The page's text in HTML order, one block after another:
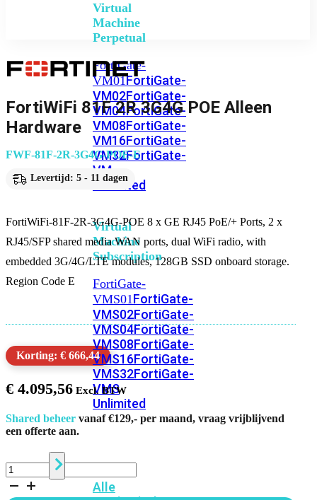
Virtual
Machine
Perpetual
FortiGate-
VM01FortiGate-
VM02FortiGate-
VM04FortiGate-
VM08FortiGate-
VM16FortiGate-
VM32FortiGate-
VM
Unlimited
Virtual
Machine
Subscription
FortiGate-
VMS01FortiGate-
VMS02FortiGate-
VMS04FortiGate-
VMS08FortiGate-
VMS16FortiGate-
VMS32FortiGate-
VMS
Unlimited
Alle
FortiWiFi 81F 2R 3G4G POE Alleen
Hardware
FWF-81F-2R-3G4G-POE-E
Levertijd: 5 - 11 dagen
FortiWiFi-81F-2R-3G4G-POE 8 x GE RJ45 PoE/+ Ports, 2 x
RJ45/SFP shared media WAN ports, dual WiFi radio, with
embedded 3G/4G/LTE modules, 128GB SSD onboard storage.
Region Code E
Korting: € 666,44
€ 4.095,56
Shared beheer vanaf €129,- per maand, vraag vrijblijvend
een offerte aan.
FortiWiFi
81F